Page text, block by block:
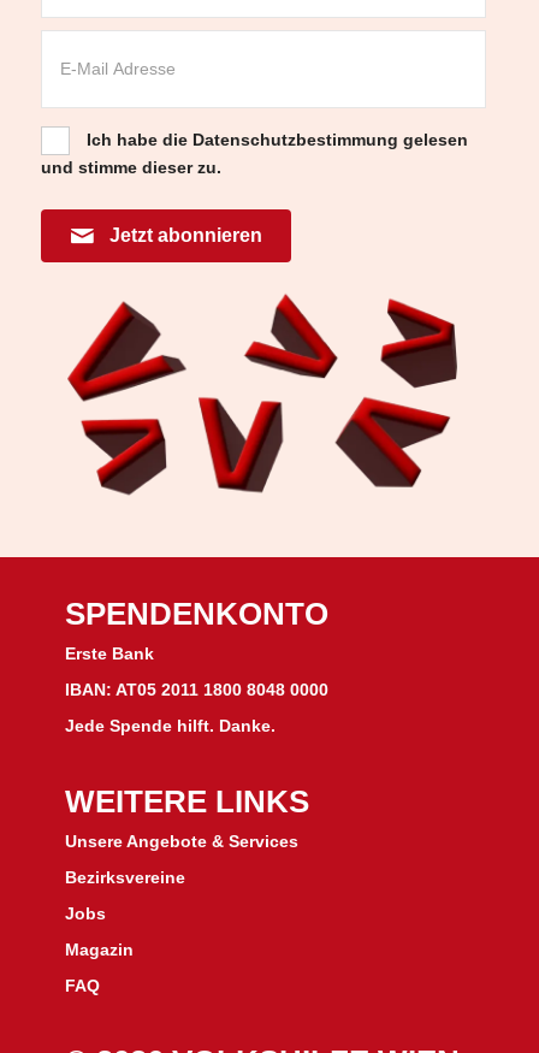
Ich habe die Datenschutzbestimmung gelesen
und stimme dieser zu.
Jetzt abonnieren
SPENDENKONTO
Erste Bank
IBAN: AT05 2011 1800 8048 0000
Jede Spende hilft. Danke.
WEITERE LINKS
Unsere Angebote & Services
Bezirksvereine
Jobs
Magazin
FAQ